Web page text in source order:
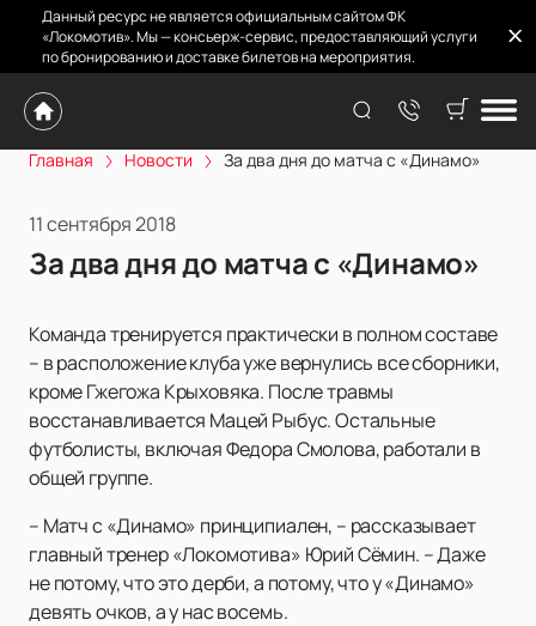
Данный ресурс не является официальным сайтом ФК
«Локомотив». Мы — консьерж-сервис, предоставляющий услуги
по бронированию и доставке билетов на мероприятия.
Главная Новости За два дня до матча с «Динамо»
11 сентября 2018
За два дня до матча с «Динамо»
Команда тренируется практически в полном составе
– в расположение клуба уже вернулись все сборники,
кроме Гжегожа Крыховяка. После травмы
восстанавливается Мацей Рыбус. Остальные
футболисты, включая Федора Смолова, работали в
общей группе.
– Матч с «Динамо» принципиален, – рассказывает
главный тренер «Локомотива» Юрий Сёмин. – Даже
не потому, что это дерби, а потому, что у «Динамо»
девять очков, а у нас восемь.